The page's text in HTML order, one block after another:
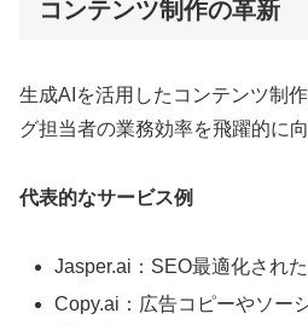
コンテンツ制作の革新
生成AIを活用したコンテンツ制
グ担当者の業務効率を飛躍的に
代表的なサービス例
Jasper.ai：SEO最適化され
Copy.ai：広告コピーやソー